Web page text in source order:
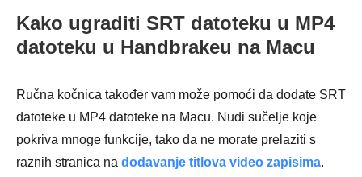
Kako ugraditi SRT datoteku u MP4
datoteku u Handbrakeu na Macu
Ručna kočnica također vam može pomoći da dodate SRT
datoteke u MP4 datoteke na Macu. Nudi sučelje koje
pokriva mnoge funkcije, tako da ne morate prelaziti s
raznih stranica na dodavanje titlova video zapisima.